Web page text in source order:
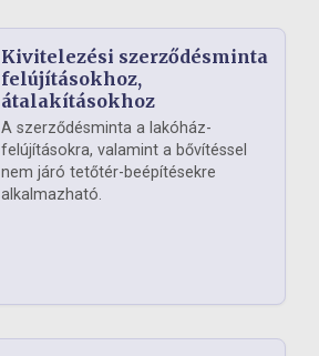
Kivitelezési szerződésminta
felújításokhoz,
átalakításokhoz
A szerződésminta a lakóház-
felújításokra, valamint a bővítéssel
nem járó tetőtér-beépítésekre
alkalmazható.